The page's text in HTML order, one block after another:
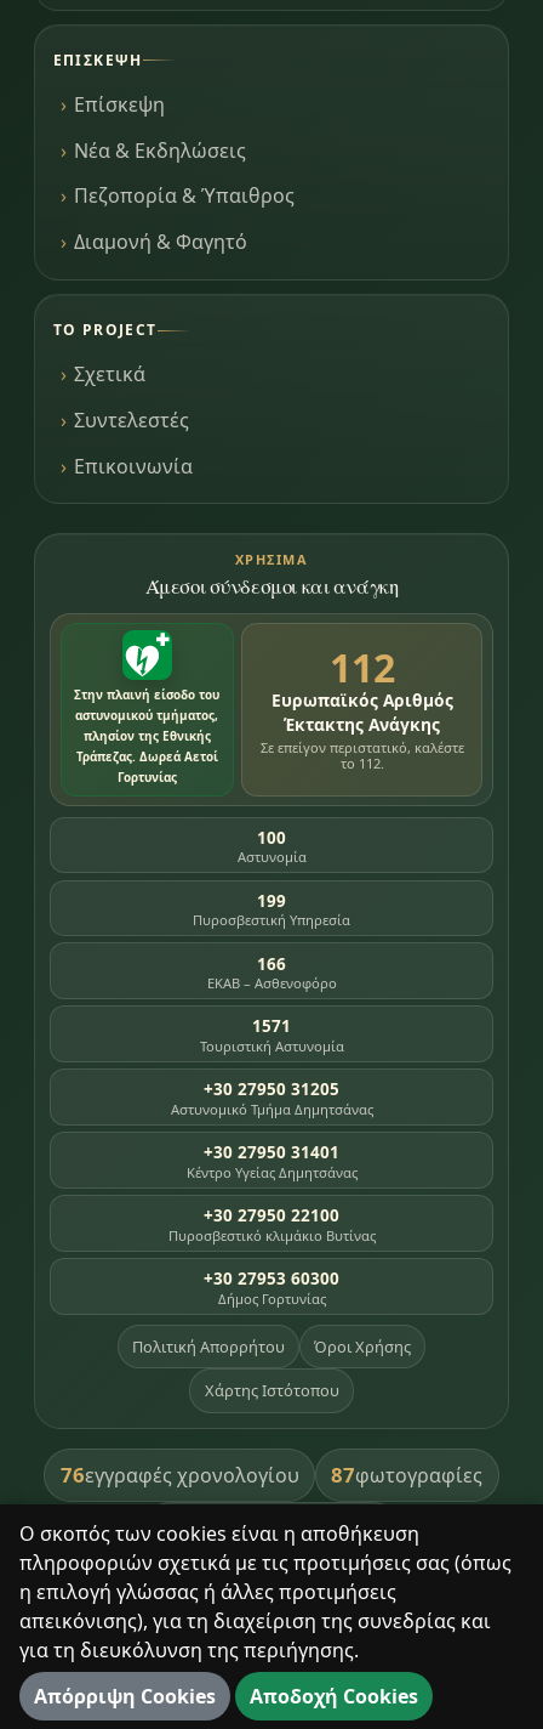
Ο σκοπός των cookies είναι η αποθήκευση
πληροφοριών σχετικά με τις προτιμήσεις σας (όπως
η επιλογή γλώσσας ή άλλες προτιμήσεις
απεικόνισης), για τη διαχείριση της συνεδρίας και
για τη διευκόλυνση της περιήγησης.
Απόρριψη Cookies
Αποδοχή Cookies
ΕΠΊΣΚΕΨΗ
Επίσκεψη
Νέα & Εκδηλώσεις
Πεζοπορία & Ύπαιθρος
Διαμονή & Φαγητό
ΤΟ PROJECT
Σχετικά
Συντελεστές
Επικοινωνία
ΧΡΉΣΙΜΑ
Άμεσοι σύνδεσμοι και ανάγκη
Στην πλαινή είσοδο του
αστυνομικού τμήματος,
πλησίον της Εθνικής
Τράπεζας. Δωρεά Αετοί
Γορτυνίας
112
Ευρωπαϊκός Αριθμός
Έκτακτης Ανάγκης
Σε επείγον περιστατικό, καλέστε
το 112.
100
Αστυνομία
199
Πυροσβεστική Υπηρεσία
166
ΕΚΑΒ – Ασθενοφόρο
1571
Τουριστική Αστυνομία
+30 27950 31205
Αστυνομικό Τμήμα Δημητσάνας
+30 27950 31401
Κέντρο Υγείας Δημητσάνας
+30 27950 22100
Πυροσβεστικό κλιμάκιο Βυτίνας
+30 27953 60300
Δήμος Γορτυνίας
Πολιτική Απορρήτου Όροι Χρήσης
Χάρτης Ιστότοπου
76εγγραφές χρονολογίου 87φωτογραφίες
391βιβλία βιβλιοθήκης
8σημεία κληρονομιάς
Με σεβασμό στον τόπο και τους ανθρώπους του.
© 2025 Δημητσάνα. Με επιφύλαξη παντός δικαιώματος.